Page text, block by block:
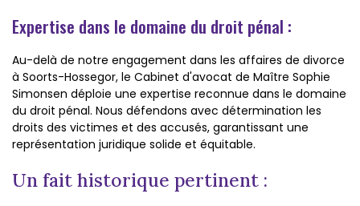
Expertise dans le domaine du droit pénal :
Au-delà de notre engagement dans les affaires de divorce
à Soorts-Hossegor, le Cabinet d'avocat de Maître Sophie
Simonsen déploie une expertise reconnue dans le domaine
du droit pénal. Nous défendons avec détermination les
droits des victimes et des accusés, garantissant une
représentation juridique solide et équitable.
Un fait historique pertinent :